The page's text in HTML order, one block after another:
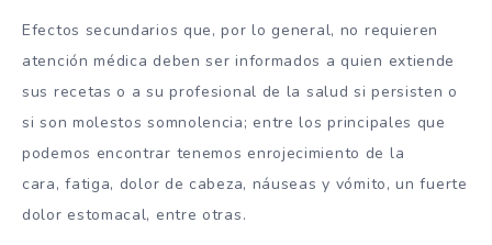
Efectos secundarios que, por lo general, no requieren
atención médica deben ser informados a quien extiende
sus recetas o a su profesional de la salud si persisten o
si son molestos somnolencia; entre los principales que
podemos encontrar tenemos enrojecimiento de la
cara, fatiga, dolor de cabeza, náuseas y vómito, un fuerte
dolor estomacal, entre otras.